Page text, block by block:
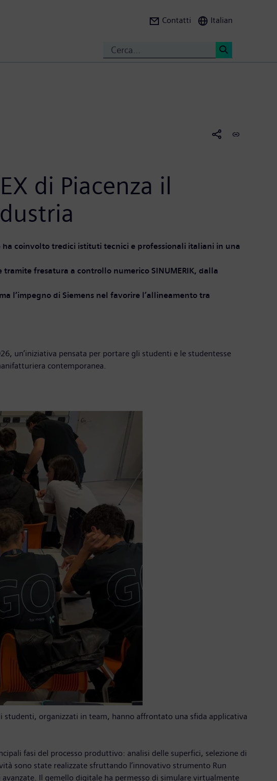
Contatti Italian
di Piacenza il
ha coinvolto tredici istituti tecnici e professionali italiani in una
fresatura a controllo numerico SINUMERIK, dalla
l’impegno di Siemens nel favorire l’allineamento tra
un’iniziativa pensata per portare gli studenti e le studentesse
contemporanea.
studenti, organizzati in team, hanno affrontato una sfida applicativa
fasi del processo produttivo: analisi delle superfici, selezione di
sono state realizzate sfruttando l’innovativo strumento Run
Il gemello digitale ha permesso di simulare virtualmente